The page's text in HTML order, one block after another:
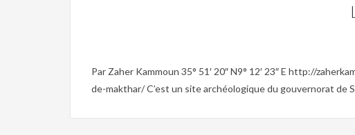
Par Zaher Kammoun 35° 51′ 20″ N9° 12′ 23″ E http://
de-makthar/ C’est un site archéologique du gouvernorat de